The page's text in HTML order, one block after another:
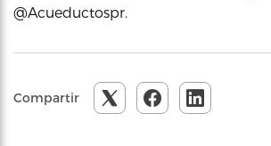
@Acueductospr.
Compartir